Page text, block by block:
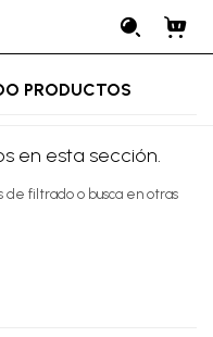
PRODUCTOS
en esta sección.
filtrado o busca en otras